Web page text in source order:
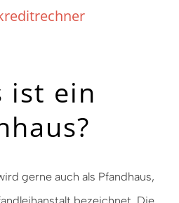
ist ein
gerne auch als Pfandhaus,